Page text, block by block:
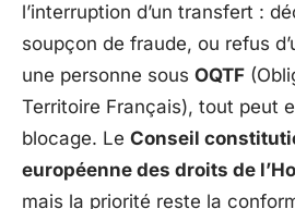
l’interruption d’un transfert :
soupçon de fraude, ou refus
une personne sous OQTF
Territoire Français), tout peut
blocage. Le Conseil
européenne des droits de
mais la priorité reste la